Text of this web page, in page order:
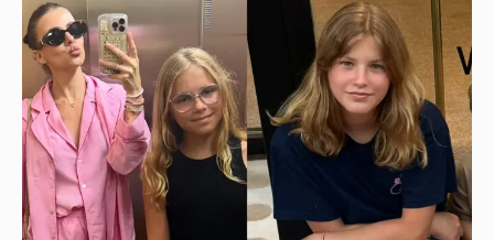
Внучки Светланы и Фёдора Бондарчук
отдыхают в Испании с матерью и братьями
32